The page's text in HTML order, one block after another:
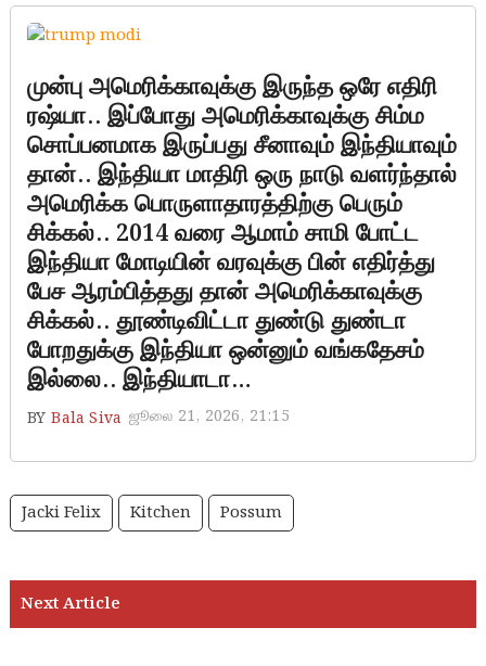
முன்பு அமெரிக்காவுக்கு இருந்த ஒரே எதிரி
ரஷ்யா.. இப்போது அமெரிக்காவுக்கு சிம்ம
சொப்பனமாக இருப்பது சீனாவும் இந்தியாவும்
தான்.. இந்தியா மாதிரி ஒரு நாடு வளர்ந்தால்
அமெரிக்க பொருளாதாரத்திற்கு பெரும்
சிக்கல்.. 2014 வரை ஆமாம் சாமி போட்ட
இந்தியா மோடியின் வரவுக்கு பின் எதிர்த்து
பேச ஆரம்பித்தது தான் அமெரிக்காவுக்கு
சிக்கல்.. தூண்டிவிட்டா துண்டு துண்டா
போறதுக்கு இந்தியா ஒன்னும் வங்கதேசம்
இல்லை.. இந்தியாடா…
BY Bala Siva ஜூலை 21, 2026, 21:15
Jacki Felix Kitchen Possum